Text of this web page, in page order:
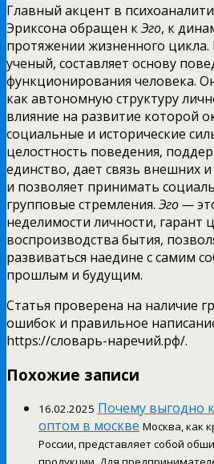
Главный акцент в
Эриксона обращен кЭго, к
протяжении жизненного
ученый, составляет основу
функционирования человека.
как автономную структуру
влияние на развитие которой
социальные и исторические
целостность поведения,
единство, дает связь внешних
и позволяет принимать
групповые стремления. Эго —
неделимости личности, гарант
воспроизводства бытия,
развиваться наедине с самим
прошлым и будущим.
Статья проверена на наличие
ошибок и правильное
https://словарь-наречий.рф/.
Похожие записи
16.02.2025 Почему выгодно
оптом в москве Москва, как
России, представляет собой